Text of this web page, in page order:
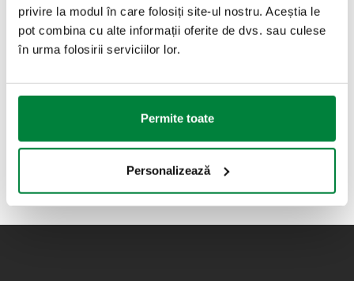
privire la modul în care folosiți site-ul nostru. Aceștia le
pot combina cu alte informații oferite de dvs. sau culese
în urma folosirii serviciilor lor.
Permite toate
Personalizează